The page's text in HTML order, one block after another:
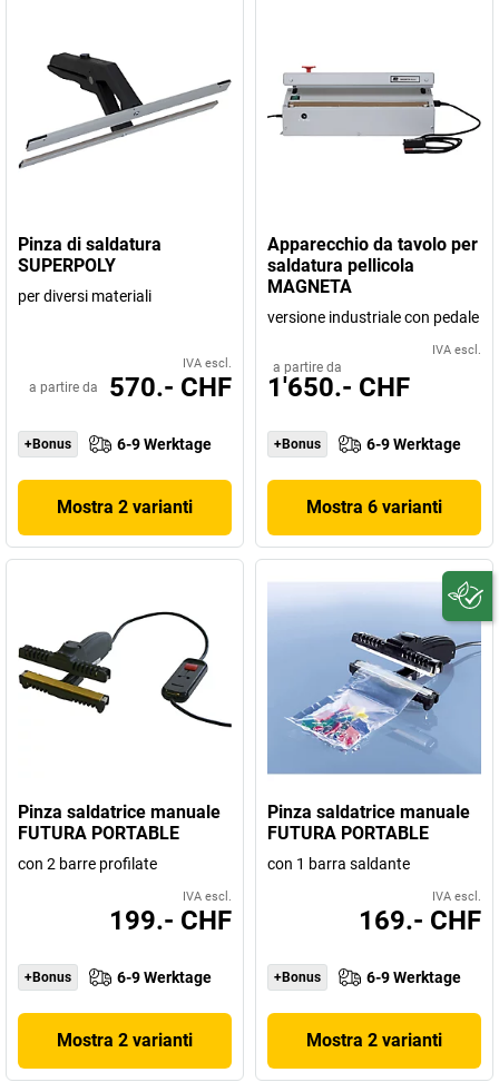
Pinza di saldatura
SUPERPOLY
per diversi materiali
IVA escl.
a partire da 570.- CHF
+Bonus 6-9 Werktage
Mostra 2 varianti
Apparecchio da tavolo per
saldatura pellicola
MAGNETA
versione industriale con pedale
IVA escl.
a partire da
1'650.- CHF
+Bonus 6-9 Werktage
Mostra 6 varianti
Pinza saldatrice manuale
FUTURA PORTABLE
con 2 barre profilate
IVA escl.
199.- CHF
+Bonus 6-9 Werktage
Mostra 2 varianti
Pinza saldatrice manuale
FUTURA PORTABLE
con 1 barra saldante
IVA escl.
169.- CHF
+Bonus 6-9 Werktage
Mostra 2 varianti